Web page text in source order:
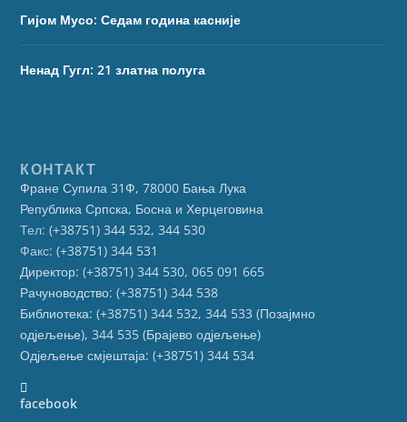
Гијом Мусо: Седам година касније
Ненад Гугл: 21 златна полуга
КОНТАКТ
Фране Супила 31Ф, 78000 Бања Лука
Република Српска, Босна и Херцеговина
Тел: (+38751) 344 532, 344 530
Факс: (+38751) 344 531
Директор: (+38751) 344 530, 065 091 665
Рачуноводство: (+38751) 344 538
Библиотека: (+38751) 344 532, 344 533 (Позајмно
одјељење), 344 535 (Брајево одјељење)
Одјељење смјештаја: (+38751) 344 534
facebook